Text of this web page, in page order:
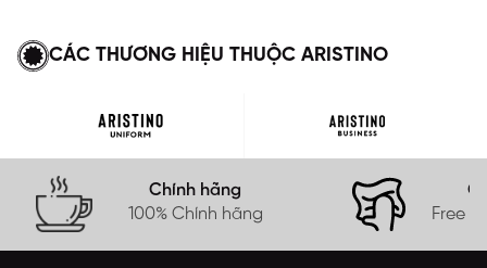
CÁC THƯƠNG HIỆU THUỘC ARISTINO
Chính hãng
100% Chính hãng
Free